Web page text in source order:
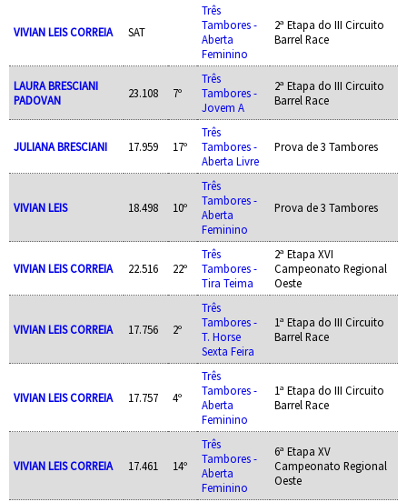
VIVIAN LEIS CORREIA SAT
Três
Tambores -
Aberta
Feminino
2ª Etapa do III Circuito
Barrel Race
LAURA BRESCIANI
PADOVAN
23.108 7º
Três
Tambores -
Jovem A
2ª Etapa do III Circuito
Barrel Race
JULIANA BRESCIANI 17.959 17º
Três
Tambores -
Aberta Livre
Prova de 3 Tambores
VIVIAN LEIS 18.498 10º
Três
Tambores -
Aberta
Feminino
Prova de 3 Tambores
VIVIAN LEIS CORREIA 22.516 22º
Três
Tambores -
Tira Teima
2ª Etapa XVI
Campeonato Regional
Oeste
VIVIAN LEIS CORREIA 17.756 2º
Três
Tambores -
T. Horse
Sexta Feira
1ª Etapa do III Circuito
Barrel Race
VIVIAN LEIS CORREIA 17.757 4º
Três
Tambores -
Aberta
Feminino
1ª Etapa do III Circuito
Barrel Race
VIVIAN LEIS CORREIA 17.461 14º
Três
Tambores -
Aberta
Feminino
6ª Etapa XV
Campeonato Regional
Oeste